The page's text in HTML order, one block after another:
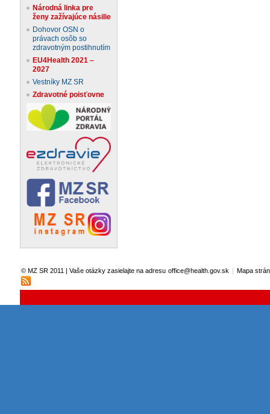
Národná linka pre
ženy zažívajúce násilie
Dohovor OSN o
právach osôb so
zdravotným postihnutím
EU4Health 2021 –
2027
Vestníky MZ SR
Zdravotné poisťovne
© MZ SR 2011 | Vaše otázky zasielajte na adresu office@health.gov.sk Mapa